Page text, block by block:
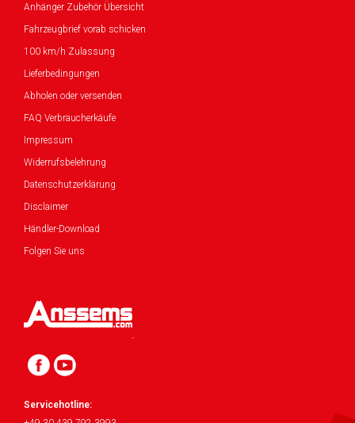
Anhänger Zubehör Übersicht
Fahrzeugbrief vorab schicken
100 km/h Zulassung
Lieferbedingungen
Abholen oder versenden
FAQ Verbraucherkäufe
Impressum
Widerrufsbelehrung
Datenschutzerklärung
Disclaimer
Händler-Download
Folgen Sie uns
Servicehotline: